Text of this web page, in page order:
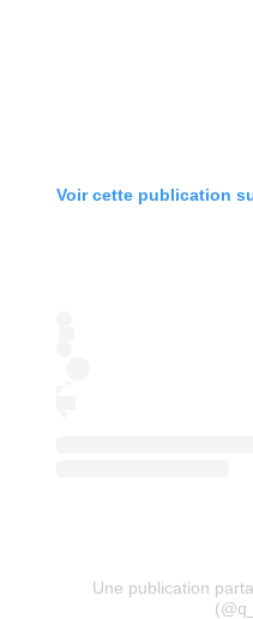
Voir cette publication
Une publication